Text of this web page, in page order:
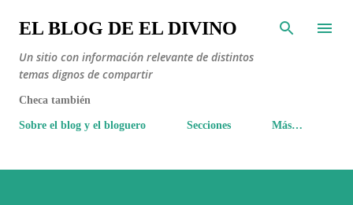
Ir al contenido principal
EL BLOG DE EL DIVINO
Un sitio con información relevante de distintos
temas dignos de compartir
Checa también
Sobre el blog y el bloguero Secciones Más…